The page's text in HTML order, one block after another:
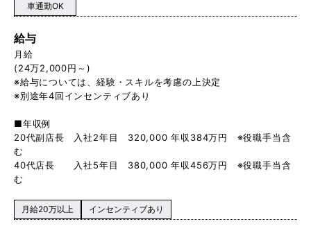
車通勤OK
給与
月給
(24万2,000円～)
※給与については、経験・スキルを考慮の上決定
※別途年4回インセンティブあり
■年収例
20代副店長 入社2年目 320,000 年収384万円 ※役職手当含
む
40代店長 入社5年目 380,000 年収456万円 ※役職手当含
む
月給20万以上 インセンティブあり